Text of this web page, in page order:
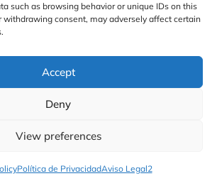
such as browsing behavior or unique IDs on this
withdrawing consent, may adversely affect certain
Accept
Deny
View preferences
Política de PrivacidadAviso Legal2
Cookies Política de Privacidad
Aviso Legal
GBS Finance ©2023